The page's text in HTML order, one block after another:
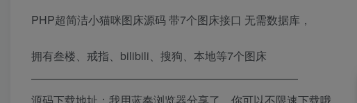
PHP超简洁小猫咪图床源码 带7个图床接口 无需数据库，
拥有叁楼、戒指、bilibili、搜狗、本地等7个图床
————————————————————————